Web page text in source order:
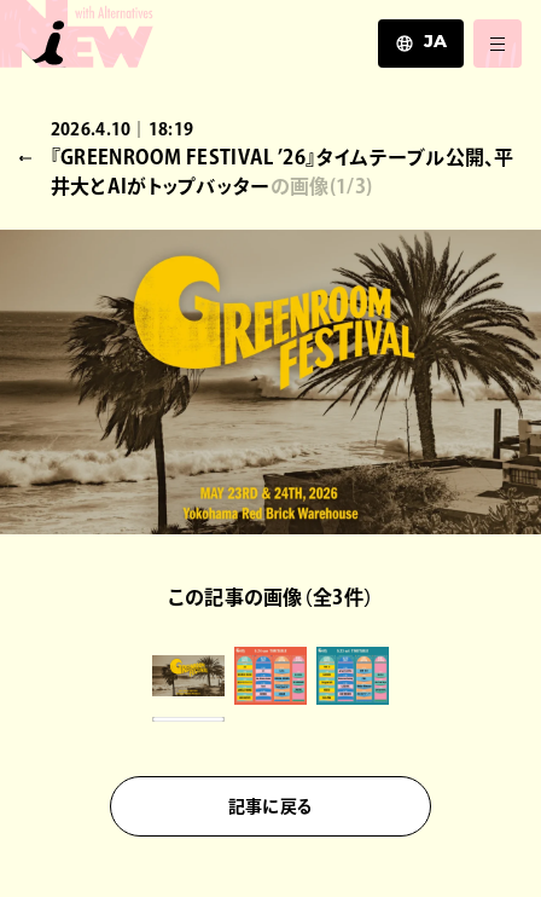
JA
ZH
2026.4.10｜18:19
『GREENROOM FESTIVAL ’26』タイムテーブル公開、平
井大とAIがトップバッターの画像(1 /3)
この記事の画像（全3件）
記事に戻る